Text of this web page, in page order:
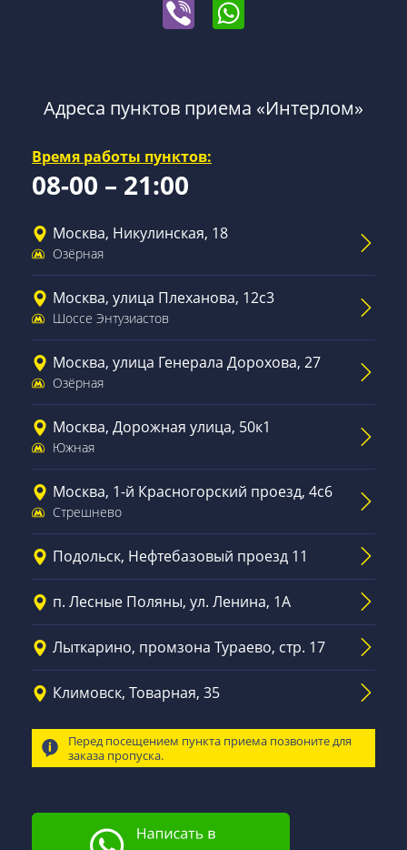
Адреса пунктов приема «Интерлом»
Время работы пунктов:
08-00 – 21:00
Москва, Никулинская, 18
Озёрная
Москва, улица Плеханова, 12с3
Шоссе Энтузиастов
Москва, улица Генерала Дорохова, 27
Озёрная
Москва, Дорожная улица, 50к1
Южная
Москва, 1-й Красногорский проезд, 4с6
Стрешнево
Подольск, Нефтебазовый проезд 11
п. Лесные Поляны, ул. Ленина, 1А
Лыткарино, промзона Тураево, стр. 17
Климовск, Товарная, 35
Перед посещением пункта приема позвоните для
заказа пропуска.